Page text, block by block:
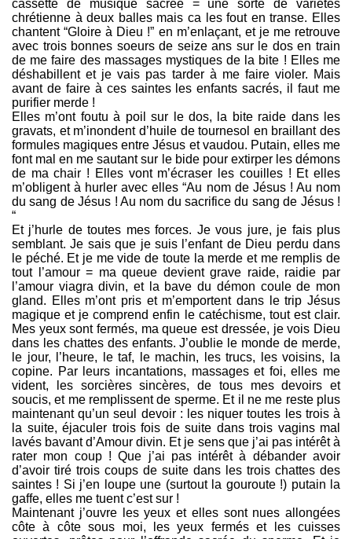
cassette de musique sacrée = une sorte de variétés
chrétienne à deux balles mais ca les fout en transe. Elles
chantent “Gloire à Dieu !” en m’enlaçant, et je me retrouve
avec trois bonnes soeurs de seize ans sur le dos en train
de me faire des massages mystiques de la bite ! Elles me
déshabillent et je vais pas tarder à me faire violer. Mais
avant de faire à ces saintes les enfants sacrés, il faut me
purifier merde !
Elles m’ont foutu à poil sur le dos, la bite raide dans les
gravats, et m’inondent d’huile de tournesol en braillant des
formules magiques entre Jésus et vaudou. Putain, elles me
font mal en me sautant sur le bide pour extirper les démons
de ma chair ! Elles vont m’écraser les couilles ! Et elles
m’obligent à hurler avec elles “Au nom de Jésus ! Au nom
du sang de Jésus ! Au nom du sacrifice du sang de Jésus !
“
Et j’hurle de toutes mes forces. Je vous jure, je fais plus
semblant. Je sais que je suis l’enfant de Dieu perdu dans
le péché. Et je me vide de toute la merde et me remplis de
tout l’amour = ma queue devient grave raide, raidie par
l’amour viagra divin, et la bave du démon coule de mon
gland. Elles m’ont pris et m’emportent dans le trip Jésus
magique et je comprend enfin le catéchisme, tout est clair.
Mes yeux sont fermés, ma queue est dressée, je vois Dieu
dans les chattes des enfants. J’oublie le monde de merde,
le jour, l’heure, le taf, le machin, les trucs, les voisins, la
copine. Par leurs incantations, massages et foi, elles me
vident, les sorcières sincères, de tous mes devoirs et
soucis, et me remplissent de sperme. Et il ne me reste plus
maintenant qu’un seul devoir : les niquer toutes les trois à
la suite, éjaculer trois fois de suite dans trois vagins mal
lavés bavant d’Amour divin. Et je sens que j’ai pas intérêt à
rater mon coup ! Que j’ai pas intérêt à débander avoir
d’avoir tiré trois coups de suite dans les trois chattes des
saintes ! Si j’en loupe une (surtout la gouroute !) putain la
gaffe, elles me tuent c’est sur !
Maintenant j’ouvre les yeux et elles sont nues allongées
côte à côte sous moi, les yeux fermés et les cuisses